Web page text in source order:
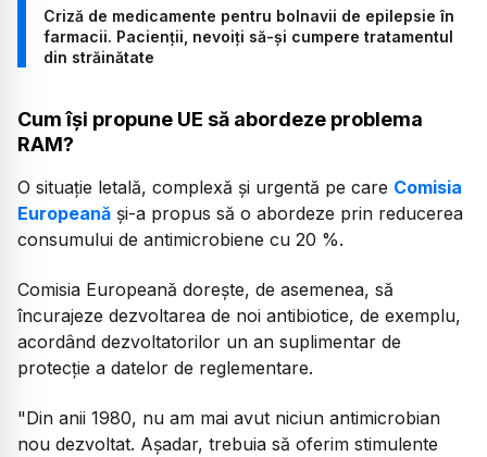
Criză de medicamente pentru bolnavii de epilepsie în
farmacii. Pacienții, nevoiți să-și cumpere tratamentul
din străinătate
Cum își propune UE să abordeze problema
RAM?
O situație letală, complexă și urgentă pe care Comisia
Europeană și-a propus să o abordeze prin reducerea
consumului de antimicrobiene cu 20 %.
Comisia Europeană dorește, de asemenea, să
încurajeze dezvoltarea de noi antibiotice, de exemplu,
acordând dezvoltatorilor un an suplimentar de
protecție a datelor de reglementare.
"Din anii 1980, nu am mai avut niciun antimicrobian
nou dezvoltat. Așadar, trebuia să oferim stimulente